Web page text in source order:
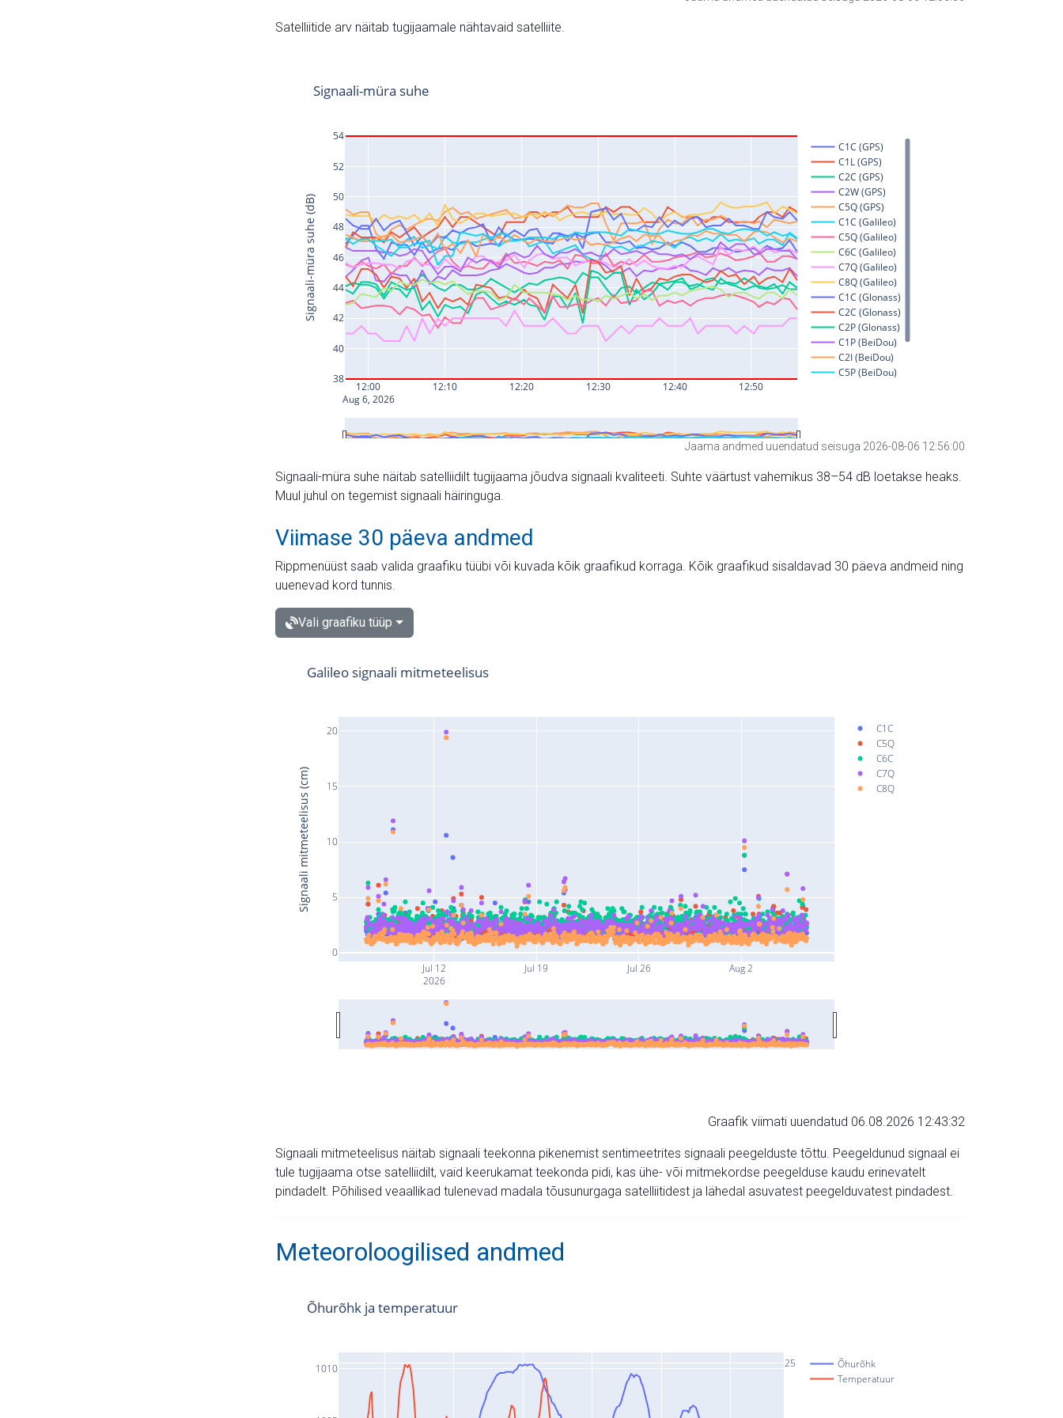
Satelliitide arv näitab tugijaamale nähtavaid satelliite.
Jaama andmed uuendatud seisuga 2026-08-06 12:56:00
Signaali-müra suhe näitab satelliidilt tugijaama jõudva signaali kvaliteeti. Suhte väärtust vahemikus 38–54 dB loetakse heaks.
Muul juhul on tegemist signaali häiringuga.
Viimase 30 päeva andmed
Rippmenüüst saab valida graafiku tüübi või kuvada kõik graafikud korraga. Kõik graafikud sisaldavad 30 päeva andmeid ning
uuenevad kord tunnis.
Vali graafiku tüüp
Jul 12
2026
Jul 19 Jul 26 Aug 2
0
5
10
15
20
C1C
C5Q
C6C
C7Q
C8Q
Galileo signaali mitmeteelisus
Signaali mitmeteelisus (cm)
Graafik viimati uuendatud 06.08.2026 12:43:32
Signaali mitmeteelisus näitab signaali teekonna pikenemist sentimeetrites signaali peegelduste tõttu. Peegeldunud signaal ei
tule tugijaama otse satelliidilt, vaid keerukamat teekonda pidi, kas ühe- või mitmekordse peegelduse kaudu erinevatelt
pindadelt. Põhilised veaallikad tulenevad madala tõusunurgaga satelliitidest ja lähedal asuvatest peegelduvatest pindadest.
Meteoroloogilised andmed
1010 25
Õhurõhk
Temperatuur
Õhurõhk ja temperatuur